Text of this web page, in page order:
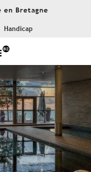
Bretagne
Handicap